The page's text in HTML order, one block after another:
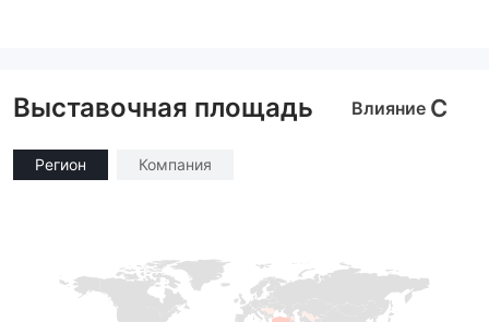
Выставочная площадь Влияние C
Регион Компания